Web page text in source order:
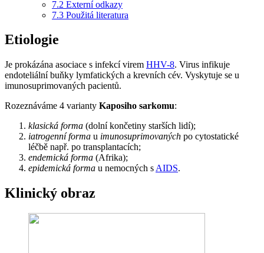
7.2 Externí odkazy
7.3 Použitá literatura
Etiologie
Je prokázána asociace s infekcí virem HHV-8. Virus infikuje
endoteliální buňky lymfatických a krevních cév. Vyskytuje se u
imunosuprimovaných pacientů.
Rozeznáváme 4 varianty Kaposiho sarkomu:
klasická forma (dolní končetiny starších lidí);
iatrogenní forma u imunosuprimovaných po cytostatické
léčbě např. po transplantacích;
endemická forma (Afrika);
epidemická forma u nemocných s AIDS.
Klinický obraz